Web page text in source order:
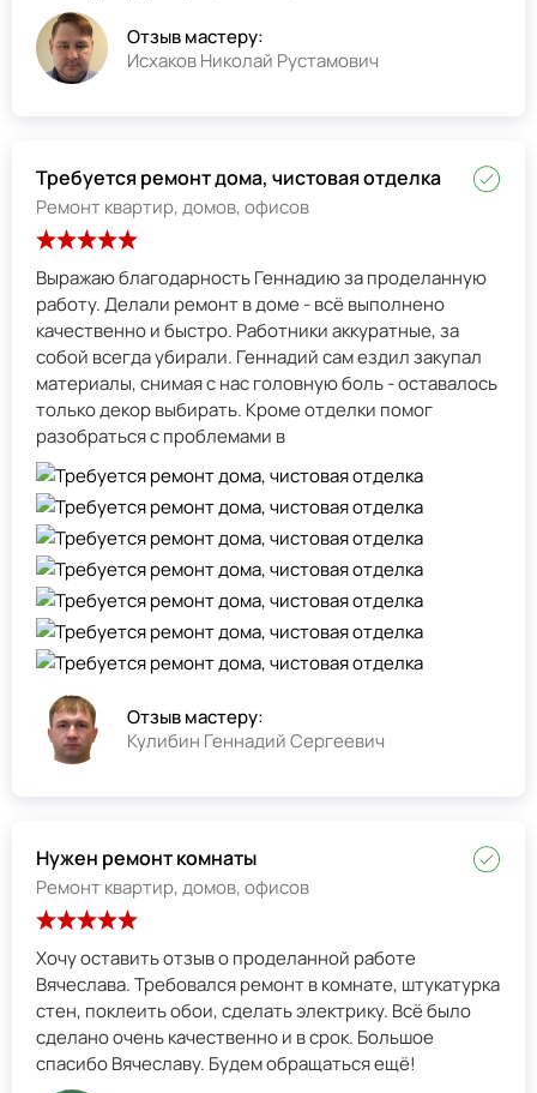
Отзыв мастеру:
Исхаков Николай Рустамович
Требуется ремонт дома, чистовая отделка
Ремонт квартир, домов, офисов
Выражаю благодарность Геннадию за проделанную
работу. Делали ремонт в доме - всё выполнено
качественно и быстро. Работники аккуратные, за
собой всегда убирали. Геннадий сам ездил закупал
материалы, снимая с нас головную боль - оставалось
только декор выбирать. Кроме отделки помог
разобраться с проблемами в
Отзыв мастеру:
Кулибин Геннадий Сергеевич
Нужен ремонт комнаты
Ремонт квартир, домов, офисов
Хочу оставить отзыв о проделанной работе
Вячеслава. Требовался ремонт в комнате, штукатурка
стен, поклеить обои, сделать электрику. Всё было
сделано очень качественно и в срок. Большое
спасибо Вячеславу. Будем обращаться ещё!